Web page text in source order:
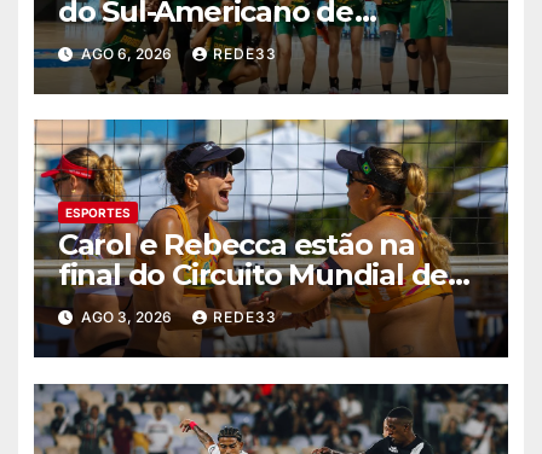
do Sul-Americano de
basquete feminino
AGO 6, 2026 REDE33
ESPORTES
Carol e Rebecca estão na
final do Circuito Mundial de
vôlei de praia
AGO 3, 2026 REDE33